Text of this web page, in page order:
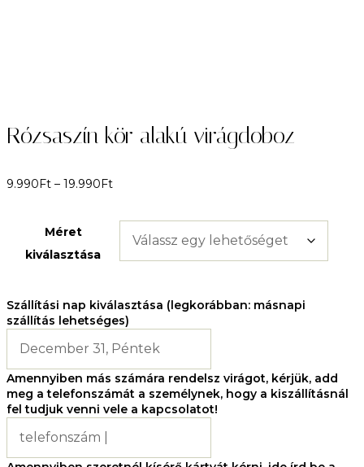
Rózsaszín kör alakú virágdoboz
9.990Ft – 19.990Ft
Méret
kiválasztása
Szállítási nap kiválasztása (legkorábban: másnapi
szállítás lehetséges)
Amennyiben más számára rendelsz virágot, kérjük, add
meg a telefonszámát a személynek, hogy a kiszállításnál
fel tudjuk venni vele a kapcsolatot!